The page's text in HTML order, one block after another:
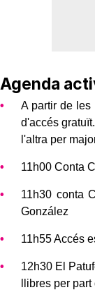
Agenda
A partir de les
d'accés
l'altra per
11h00 Conta
11h30 conta
González
11h55 Accés
12h30 El
llibres per